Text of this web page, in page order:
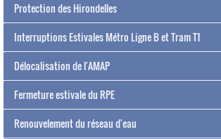
Protection des Hirondelles
Interruptions Estivales Métro Ligne B et Tram T1
Délocalisation de l'AMAP
Fermeture estivale du RPE
Renouvelement du réseau d'eau